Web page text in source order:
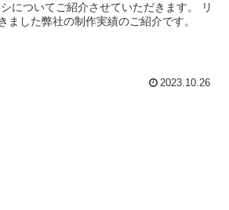
した弊社の制作実績のご紹介です。
2023.10.26